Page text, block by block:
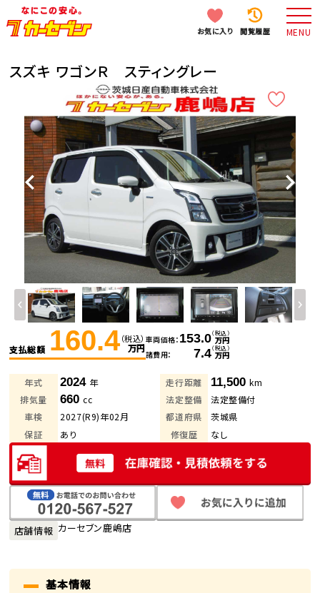
お気に入り 閲覧履歴 MENU
スズキ ワゴンＲ スティングレー
支払総額 160.4 （税込）
万円
車両価格 153.0（税込）
万円
諸費用
7.4（税込）
万円
年式 2024 年 走行距離 11,500 km
排気量
660cc 法定整備
法定整備付
車検
2027(R9)年02月 都道府県
茨城県
保証
あり 修復歴 なし
店舗情報 カーセブン鹿嶋店
基本情報